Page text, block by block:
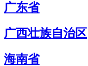
广东省
广西壮族自治区
海南省